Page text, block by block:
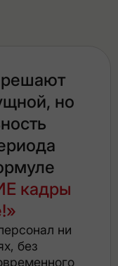
но
кадры
ни
без